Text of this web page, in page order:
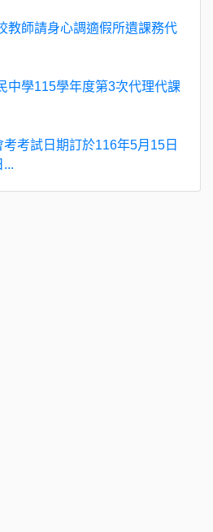
教師請身心調適假所遺課務代
中學115學年度第3次代理代課
考試日期訂於116年5月15日
...